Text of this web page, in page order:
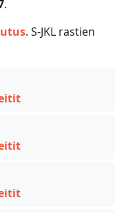
.
. S-JKL rastien